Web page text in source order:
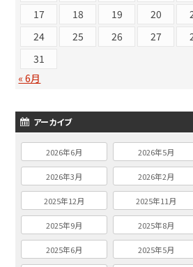
17
18 19 20
24
25 26 27
31
« 6月
アーカイブ
2026年6月 2026年5月
2026年3月 2026年2月
2025年12月 2025年11月
2025年9月 2025年8月
2025年6月 2025年5月